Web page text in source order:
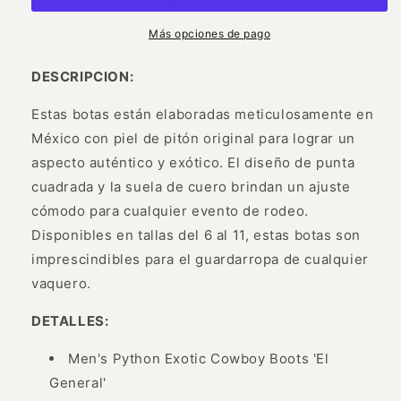
Python
Hombre
General&#39;
ID:
45089
Python
Original
General&#39;
ID:
45089
Más opciones de pago
DESCRIPCION:
Estas botas están elaboradas meticulosamente en
México con piel de pitón original para lograr un
aspecto auténtico y exótico. El diseño de punta
cuadrada y la suela de cuero brindan un ajuste
cómodo para cualquier evento de rodeo.
Disponibles en tallas del 6 al 11, estas botas son
imprescindibles para el guardarropa de cualquier
vaquero.
DETALLES:
Men's Python Exotic Cowboy Boots 'El
General'